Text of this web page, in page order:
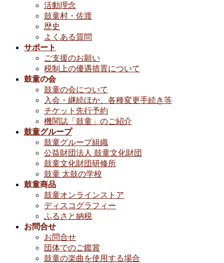
活動理念
鼓童村・佐渡
歴史
よくある質問
サポート
ご支援のお願い
税制上の優遇措置について
鼓童の会
鼓童の会について
入会・継続ほか、各種変更手続き等
チケット先行予約
機関誌「鼓童」のご紹介
鼓童グループ
鼓童グループ組織
公益財団法人 鼓童文化財団
鼓童文化財団研修所
鼓童 太鼓の学校
鼓童商品
鼓童オンラインストア
ディスコグラフィー
ふるさと納税
お問合せ
お問合せ
団体でのご鑑賞
鼓童の楽曲を使用する場合